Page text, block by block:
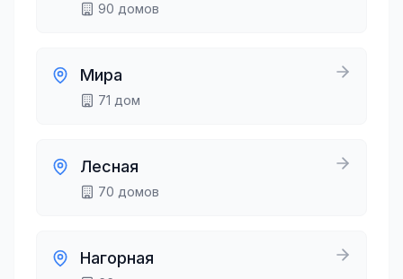
90 домов
Мира
71 дом
Лесная
70 домов
Нагорная